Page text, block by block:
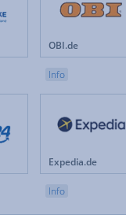
OBI.de
Info
Expedia.de
Info